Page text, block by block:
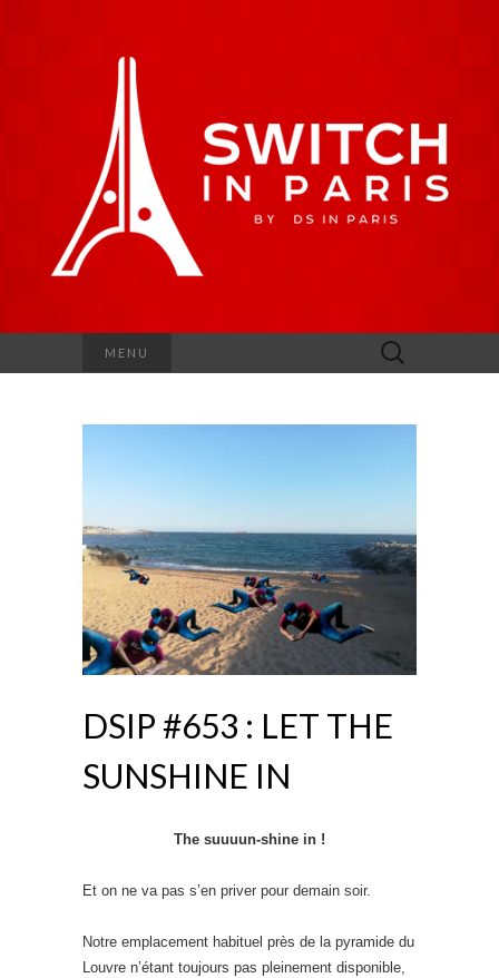
MENU Rechercher :
DSIP #653 : LET THE
SUNSHINE IN
The suuuun-shine in !
Et on ne va pas s’en priver pour demain soir.
Notre emplacement habituel près de la pyramide du
Louvre n’étant toujours pas pleinement disponible,